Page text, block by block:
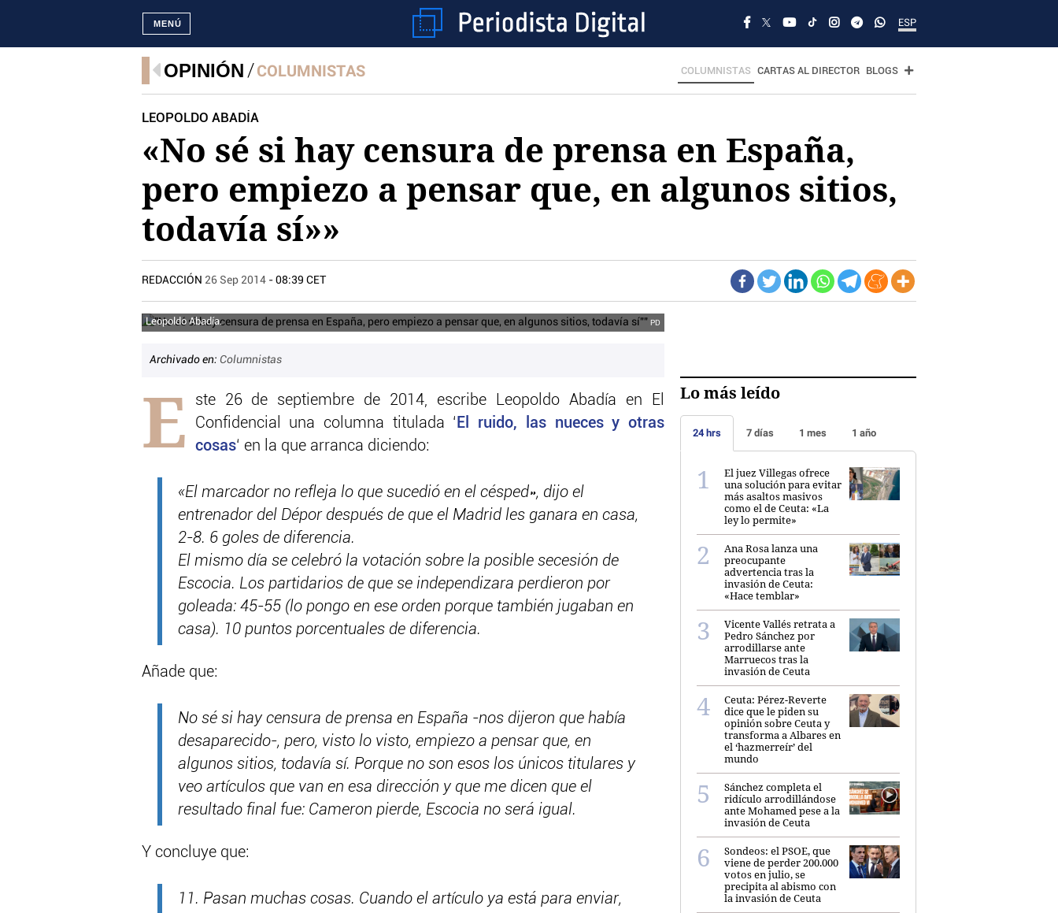
ESP
MENÚ
OPINIÓN COLUMNISTAS COLUMNISTAS CARTAS AL DIRECTOR BLOGS
LEOPOLDO ABADÍA
«No sé si hay censura de prensa en España,
pero empiezo a pensar que, en algunos sitios,
todavía sí»»
REDACCIÓN 26 Sep 2014 - 08:39 CET
Leopoldo Abadía. PD
Archivado en: Columnistas
E
ste 26 de septiembre de 2014, escribe Leopoldo Abadía en El
Confidencial una columna titulada ‘ El ruido, las nueces y otras
cosas‘ en la que arranca diciendo:
«El marcador no refleja lo que sucedió en el césped», dijo el
entrenador del Dépor después de que el Madrid les ganara en casa,
2-8. 6 goles de diferencia.
El mismo día se celebró la votación sobre la posible secesión de
Escocia. Los partidarios de que se independizara perdieron por
goleada: 45-55 (lo pongo en ese orden porque también jugaban en
casa). 10 puntos porcentuales de diferencia.
Añade que:
No sé si hay censura de prensa en España -nos dijeron que había
desaparecido-, pero, visto lo visto, empiezo a pensar que, en
algunos sitios, todavía sí. Porque no son esos los únicos titulares y
veo artículos que van en esa dirección y que me dicen que el
resultado final fue: Cameron pierde, Escocia no será igual.
Y concluye que:
11. Pasan muchas cosas. Cuando el artículo ya está para enviar,
Lo más leído
24 hrs 7 días 1 mes 1 año
El juez Villegas ofrece
una solución para evitar
más asaltos masivos
como el de Ceuta: «La
ley lo permite»
Ana Rosa lanza una
preocupante
advertencia tras la
invasión de Ceuta:
«Hace temblar»
Vicente Vallés retrata a
Pedro Sánchez por
arrodillarse ante
Marruecos tras la
invasión de Ceuta
Ceuta: Pérez-Reverte
dice que le piden su
opinión sobre Ceuta y
transforma a Albares en
el ‘hazmerreír’ del
mundo
Sánchez completa el
ridículo arrodillándose
ante Mohamed pese a la
invasión de Ceuta
Sondeos: el PSOE, que
viene de perder 200.000
votos en julio, se
precipita al abismo con
la invasión de Ceuta